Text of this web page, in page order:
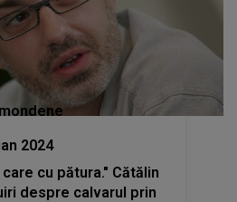
mondene
2024
cu pătura." Cătălin
despre calvarul prin